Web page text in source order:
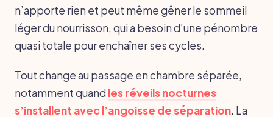
n’apporte rien et peut même gêner le sommeil
léger du nourrisson, qui a besoin d’une pénombre
quasi totale pour enchaîner ses cycles.
Tout change au passage en chambre séparée,
notamment quand les réveils nocturnes
s’installent avec l’angoisse de séparation. La